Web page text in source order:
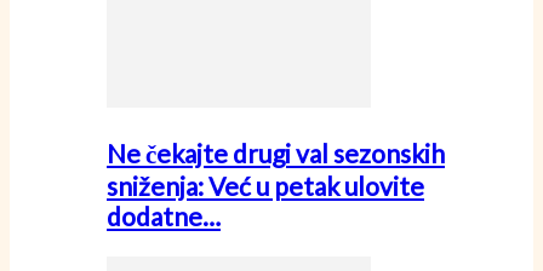
Ne čekajte drugi val sezonskih
sniženja: Već u petak ulovite
dodatne…